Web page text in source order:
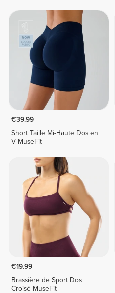
€39.99
Short Taille Mi-Haute Dos en
V MuseFit
€19.99
Brassière de Sport Dos
Croisé MuseFit